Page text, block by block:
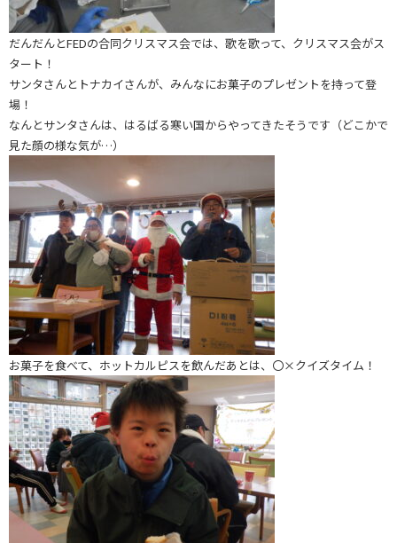
だんだんとFEDの合同クリスマス会では、歌を歌って、クリスマス会がス
タート！
サンタさんとトナカイさんが、みんなにお菓子のプレゼントを持って登
場！
なんとサンタさんは、はるばる寒い国からやってきたそうです（どこかで
見た顔の様な気が…）
お菓子を食べて、ホットカルピスを飲んだあとは、〇×クイズタイム！